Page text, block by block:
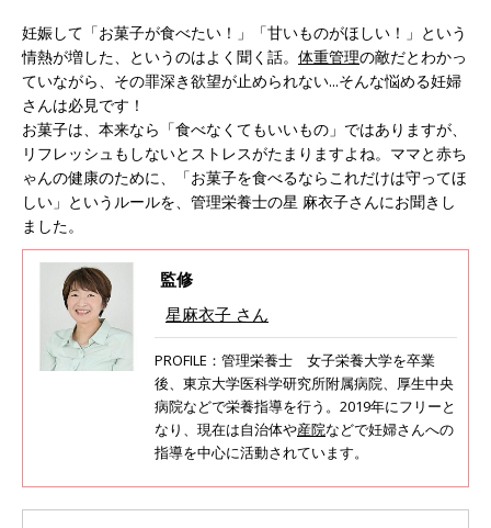
妊娠して「お菓子が食べたい！」「甘いものがほしい！」という
情熱が増した、というのはよく聞く話。 体重管理の敵だとわかっ
ていながら、その罪深き欲望が止められない...そんな悩める妊婦
さんは必見です！
お菓子は、本来なら「食べなくてもいいもの」ではありますが、
リフレッシュもしないとストレスがたまりますよね。ママと赤ち
ゃんの健康のために、「お菓子を食べるならこれだけは守ってほ
しい」というルールを、管理栄養士の星 麻衣子さんにお聞きし
ました。
監修
星麻衣子 さん
PROFILE：管理栄養士 女子栄養大学を卒業
後、東京大学医科学研究所附属病院、厚生中央
病院などで栄養指導を行う。2019年にフリーと
なり、現在は自治体や産院などで妊婦さんへの
指導を中心に活動されています。